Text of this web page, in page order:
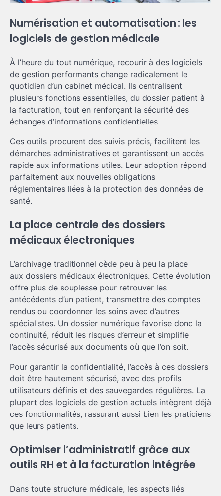
Numérisation et automatisation : les
logiciels de gestion médicale
À l’heure du tout numérique, recourir à des logiciels
de gestion performants change radicalement le
quotidien d’un cabinet médical. Ils centralisent
plusieurs fonctions essentielles, du dossier patient à
la facturation, tout en renforçant la sécurité des
échanges d’informations confidentielles.
Ces outils procurent des suivis précis, facilitent les
démarches administratives et garantissent un accès
rapide aux informations utiles. Leur adoption répond
parfaitement aux nouvelles obligations
réglementaires liées à la protection des données de
santé.
La place centrale des dossiers
médicaux électroniques
L’archivage traditionnel cède peu à peu la place
aux dossiers médicaux électroniques. Cette évolution
offre plus de souplesse pour retrouver les
antécédents d’un patient, transmettre des comptes
rendus ou coordonner les soins avec d’autres
spécialistes. Un dossier numérique favorise donc la
continuité, réduit les risques d’erreur et simplifie
l’accès sécurisé aux documents où que l’on soit.
Pour garantir la confidentialité, l’accès à ces dossiers
doit être hautement sécurisé, avec des profils
utilisateurs définis et des sauvegardes régulières. La
plupart des logiciels de gestion actuels intègrent déjà
ces fonctionnalités, rassurant aussi bien les praticiens
que leurs patients.
Optimiser l’administratif grâce aux
outils RH et à la facturation intégrée
Dans toute structure médicale, les aspects liés